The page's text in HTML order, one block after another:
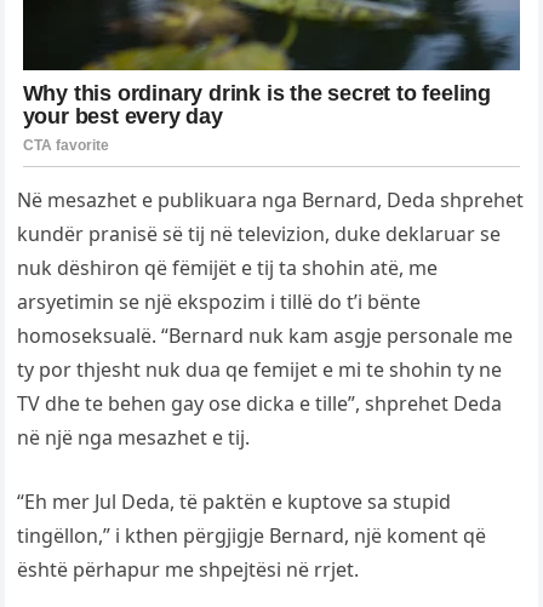
Në mesazhet e publikuara nga Bernard, Deda shprehet
kundër pranisë së tij në televizion, duke deklaruar se
nuk dëshiron që fëmijët e tij ta shohin atë, me
arsyetimin se një ekspozim i tillë do t’i bënte
homoseksualë. “Bernard nuk kam asgje personale me
ty por thjesht nuk dua qe femijet e mi te shohin ty ne
TV dhe te behen gay ose dicka e tille”, shprehet Deda
në një nga mesazhet e tij.
“Eh mer Jul Deda, të paktën e kuptove sa stupid
tingëllon,” i kthen përgjigje Bernard, një koment që
është përhapur me shpejtësi në rrjet.